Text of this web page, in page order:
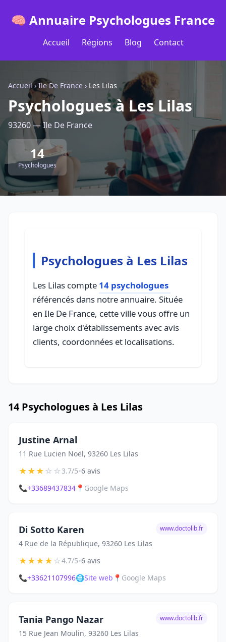
🧠 Annuaire Psychologues France
Accueil Régions Blog Contact
Accueil› Ile De France › Les Lilas
Psychologues à Les Lilas
93260 — Ile De France
14
Psychologues
Psychologues à Les Lilas
Les Lilas compte 14 psychologues
référencés dans notre annuaire. Située
en Ile De France, cette ville vous offre un
large choix d'établissements avec avis
clients, coordonnées et localisations.
14 Psychologues à Les Lilas
Justine Arnal
11 Rue Lucien Noël, 93260 Les Lilas
★★★☆☆3.7/5•6 avis
📞+33689437834 📍 Google Maps
Di Sotto Karen
4 Rue de la République, 93260 Les Lilas
www.doctolib.fr
★★★★☆4.7/5•6 avis
📞+33621107996🌐Site web 📍 Google Maps
Tania Pango Nazar
15 Rue Jean Moulin, 93260 Les Lilas
www.doctolib.fr